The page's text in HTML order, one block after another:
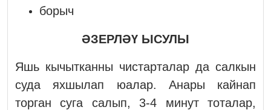
борыч
ӘЗЕРЛӘҮ ЫСУЛЫ
Яшь кычытканны чистарталар да салкын
суда яхшылап юалар. Анары кайнап
торган суга салып, 3-4 минут тоталар,